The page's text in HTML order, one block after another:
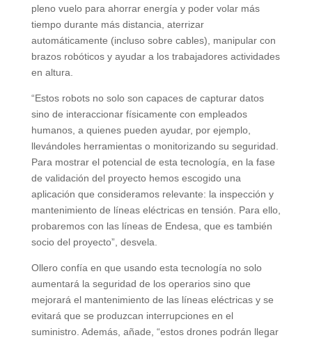
pleno vuelo para ahorrar energía y poder volar más
tiempo durante más distancia, aterrizar
automáticamente (incluso sobre cables), manipular con
brazos robóticos y ayudar a los trabajadores actividades
en altura.
“Estos robots no solo son capaces de capturar datos
sino de interaccionar físicamente con empleados
humanos, a quienes pueden ayudar, por ejemplo,
llevándoles herramientas o monitorizando su seguridad.
Para mostrar el potencial de esta tecnología, en la fase
de validación del proyecto hemos escogido una
aplicación que consideramos relevante: la inspección y
mantenimiento de líneas eléctricas en tensión. Para ello,
probaremos con las líneas de Endesa, que es también
socio del proyecto”, desvela.
Ollero confía en que usando esta tecnología no solo
aumentará la seguridad de los operarios sino que
mejorará el mantenimiento de las líneas eléctricas y se
evitará que se produzcan interrupciones en el
suministro. Además, añade, “estos drones podrán llegar